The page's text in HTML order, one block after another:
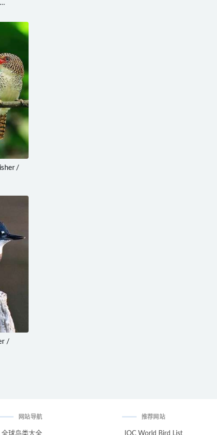
/
/
网站导航
全球鸟类大全
推荐网站
IOC World Bird List